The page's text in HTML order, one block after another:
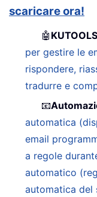
scaricare ora!
🤖
per gestire le
rispondere,
tradurre e
📧
automatica
email
a regole
automatico
automatica del